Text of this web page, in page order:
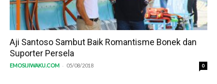
Aji Santoso Sambut Baik Romantisme Bonek dan
Suporter Persela
EMOSIJIWAKU.COM - 05/08/2018 0